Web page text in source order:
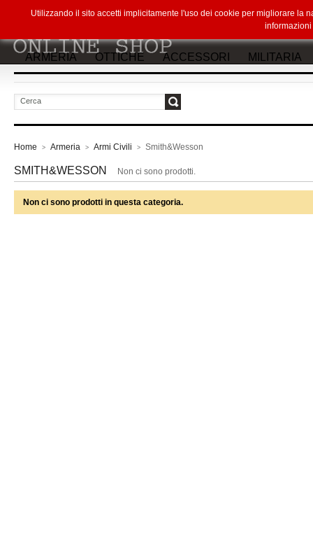
ARMERIA OTTICHE ACCESSORI MILITARIA
Home > Armeria > Armi Civili > Smith&Wesson
SMITH&WESSON Non ci sono prodotti.
Non ci sono prodotti in questa categoria.
Utilizzando il sito accetti implicitamente l'uso dei cookie per migliorare la
informazioni